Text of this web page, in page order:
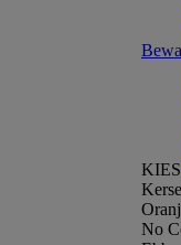
No